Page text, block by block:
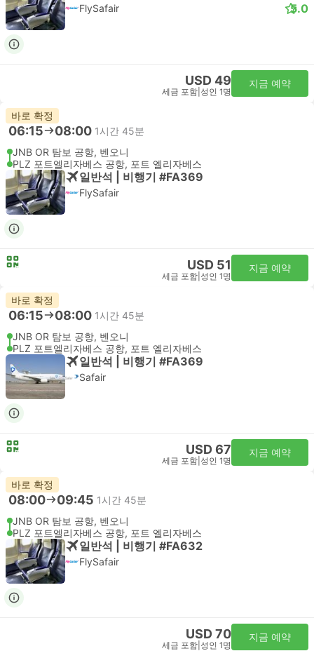
FlySafair 5.0
USD 49
세금 포함 성인 1명
지금 예약
바로 확정
06:15 08:00 1시간 45분
JNB OR 탐보 공항, 벤오니
PLZ 포트엘리자베스 공항, 포트 엘리자베스
일반석 | 비행기 #FA369
FlySafair
USD 51
세금 포함 성인 1명
지금 예약
바로 확정
06:15 08:00 1시간 45분
JNB OR 탐보 공항, 벤오니
PLZ 포트엘리자베스 공항, 포트 엘리자베스
일반석 | 비행기 #FA369
Safair
USD 67
세금 포함 성인 1명
지금 예약
바로 확정
08:00 09:45 1시간 45분
JNB OR 탐보 공항, 벤오니
PLZ 포트엘리자베스 공항, 포트 엘리자베스
일반석 | 비행기 #FA632
FlySafair
USD 70
세금 포함 성인 1명
지금 예약